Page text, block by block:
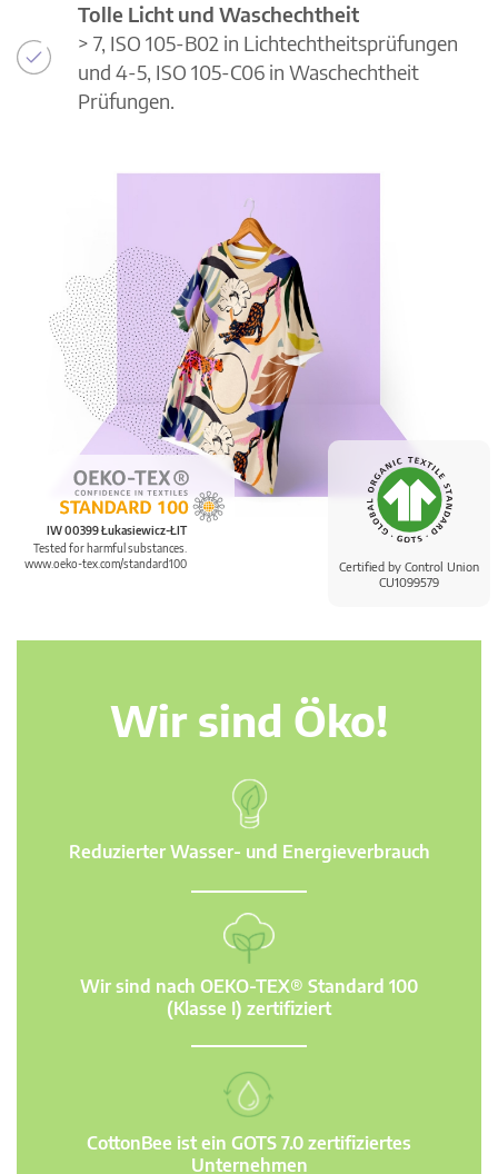
Certified by Control Union
CU1099579
IW 00399 Łukasiewicz-ŁIT
Tested for harmful substances.
www.oeko-tex.com/standard100
Tolle Licht und Waschechtheit
> 7, ISO 105-B02 in Lichtechtheitsprüfungen
und 4-5, ISO 105-C06 in Waschechtheit
Prüfungen.
Wir sind Öko!
Reduzierter Wasser- und Energieverbrauch
Wir sind nach OEKO-TEX® Standard 100
(Klasse I) zertifiziert
CottonBee ist ein GOTS 7.0 zertifiziertes
Unternehmen